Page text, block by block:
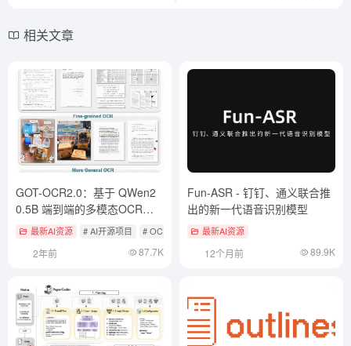
相关文章
GOT-OCR2.0：基于 QWen2
0.5B 端到端的多模态OCR模
型 最新AI资源 # AI开源项目 # OCR
2年前 87.7K
Fun-ASR - 钉钉、通义联合推
出的新一代语音识别模型
最新AI资源
12个月前 89.9K